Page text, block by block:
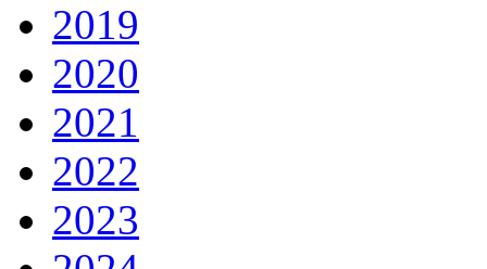
2019
2020
2021
2022
2023